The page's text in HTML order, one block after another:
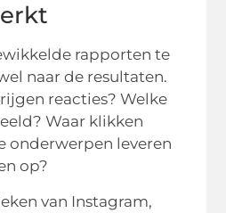
rapporten te
naar de resultaten.
reacties? Welke
Waar klikken
onderwerpen leveren
op?
van Instagram,